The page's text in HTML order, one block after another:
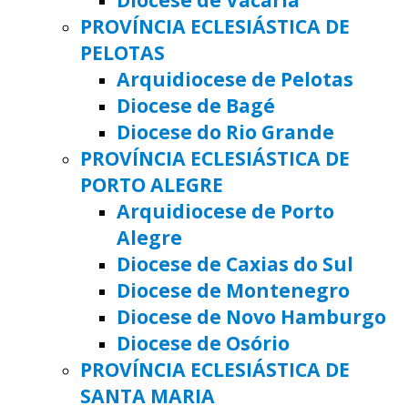
PROVÍNCIA ECLESIÁSTICA DE
PELOTAS
Arquidiocese de Pelotas
Diocese de Bagé
Diocese do Rio Grande
PROVÍNCIA ECLESIÁSTICA DE
PORTO ALEGRE
Arquidiocese de Porto
Alegre
Diocese de Caxias do Sul
Diocese de Montenegro
Diocese de Novo Hamburgo
Diocese de Osório
PROVÍNCIA ECLESIÁSTICA DE
SANTA MARIA